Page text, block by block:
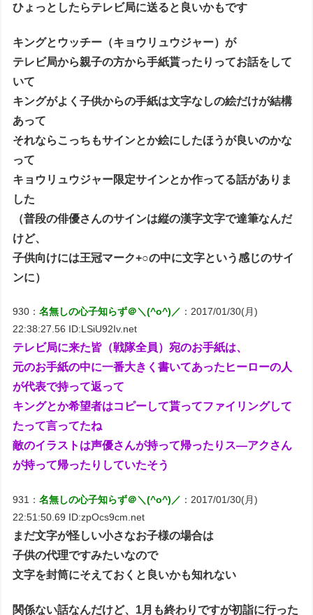
ひょっとしたらテレビ局に送ると良いかもです
キングとウッチー（キョウリュウジャー）が
テレビ局から親子の方から手紙貰ったりってお話をして
いて
キングがよく子供からの手紙は文字なしの絵だけが結構
あって
それならこっちもサインとか絵にしたほうが良いのかな
って
キョウリュウジャー限定サインとか作ってる話がありま
した
（普段の俳優さんのサインは縦の漢字文字で達筆なんだ
けど、
子供向けには王冠マーク+○の中に文字という感じのサイ
ンに）
930：名無しの心子知らず＠＼(^o^)／ ：2017/01/30(月)
22:38:27.56 ID:LSiU92Iv.net
テレビ局に来た皆（戦隊全員）宛のお手紙は、
元のお手紙の中に一番大きく書いてあったヒーローの人
が代表で持って返って
キングとか希望者はコピーして貰ってファイリングして
たって言ってたね
敵のイラストは声優さんが持って帰ったりス―アクさん
が持って帰ったりしていたそう
931：名無しの心子知らず＠＼(^o^)／ ：2017/01/30(月)
22:51:50.69 ID:zpOcs9cm.net
まだ文字が怪しい小さなお子様の場合は
子供の代理ですみたいなので
文字を封筒にそえておくと良いかも知れない
関係ない話なんだけど、1月も終わりですが初詣に行った